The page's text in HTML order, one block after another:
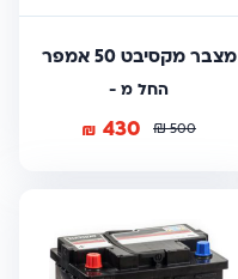
מצבר מקסיבט 50 אמפר
החל מ -
500
₪
430
₪